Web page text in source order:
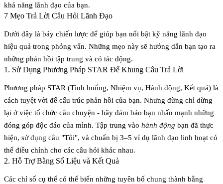
khả năng lãnh đạo của bạn.
7 Mẹo Trả Lời Câu Hỏi Lãnh Đạo
Dưới đây là bảy chiến lược để giúp bạn nổi bật kỹ năng lãnh đạo
hiệu quả trong phỏng vấn. Những mẹo này sẽ hướng dẫn bạn tạo ra
những phản hồi tập trung và có tác động.
1. Sử Dụng Phương Pháp STAR Để Khung Câu Trả Lời
Phương pháp STAR (Tình huống, Nhiệm vụ, Hành động, Kết quả) là
cách tuyệt vời để cấu trúc phản hồi của bạn. Nhưng đừng chỉ dừng
lại ở việc tổ chức câu chuyện - hãy đảm bảo bạn nhấn mạnh những
đóng góp độc đáo của mình. Tập trung vào hành động bạn đã thực
hiện, sử dụng câu "Tôi", và chuẩn bị 3–5 ví dụ lãnh đạo linh hoạt có
thể điều chỉnh cho các câu hỏi khác nhau.
2. Hỗ Trợ Bằng Số Liệu và Kết Quả
Các chỉ số cụ thể có thể biến những tuyên bố chung thành bằng